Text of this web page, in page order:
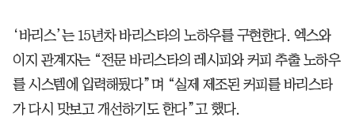
‘바리스’는 15년차 바리스타의 노하우를 구현한다. 엑스와
이지 관계자는 “전문 바리스타의 레시피와 커피 추출 노하우
를 시스템에 입력해뒀다”며 “실제 제조된 커피를 바리스타
가 다시 맛보고 개선하기도 한다”고 했다.